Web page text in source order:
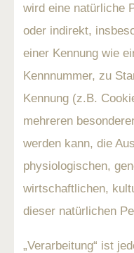
wird eine natürliche
oder indirekt,
einer Kennung wie
Kennnummer, zu
Kennung (z.B.
mehreren
werden kann, die
physiologischen,
wirtschaftlichen,
dieser natürlichen
„Verarbeitung“ ist